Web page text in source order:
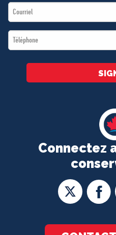
Connectez
Email
*
Téléphone
*